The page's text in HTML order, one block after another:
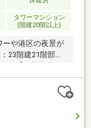
タワーマンション
(階建20階以上)
や港区の夜景が
23階建21階部分
急大井町線「戸
原中延」駅 徒
分JR横須賀線・
分【共用施設】
：コンフォート